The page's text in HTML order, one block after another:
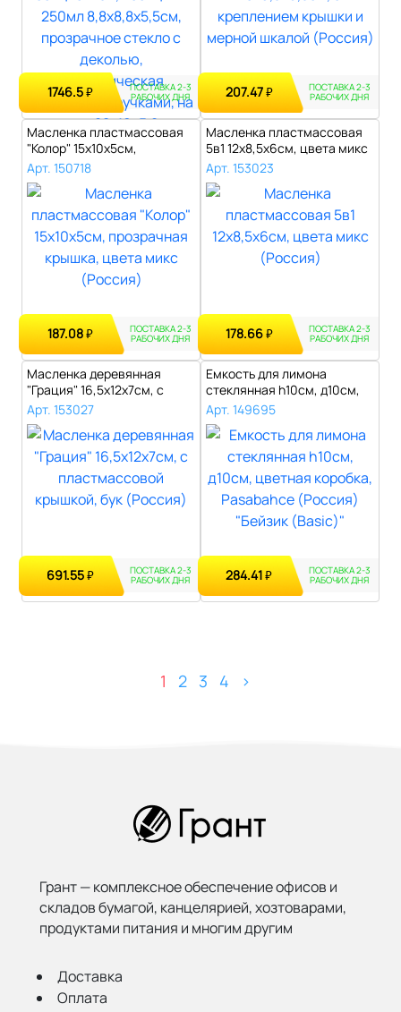
1746.5₽ ПОСТАВКА 2-3
РАБОЧИХ ДНЯ 207.47₽ ПОСТАВКА 2-3
РАБОЧИХ ДНЯ
Масленка пластмассовая
"Колор" 15х10х5см,
прозрачная кр..
Арт. 150718
187.08₽ ПОСТАВКА 2-3
РАБОЧИХ ДНЯ
Масленка пластмассовая
5в1 12х8,5х6см, цвета микс
(Росс..
Арт. 153023
178.66₽ ПОСТАВКА 2-3
РАБОЧИХ ДНЯ
Масленка деревянная
"Грация" 16,5х12х7см, с
пластмассов..
Арт. 153027
691.55₽ ПОСТАВКА 2-3
РАБОЧИХ ДНЯ
Емкость для лимона
стеклянная h10см, д10см,
цветная кор..
Арт. 149695
284.41₽ ПОСТАВКА 2-3
РАБОЧИХ ДНЯ
1 2 3 4 >
Грант — комплексное обеспечение офисов и
складов бумагой, канцелярией, хозтоварами,
продуктами питания и многим другим
Доставка
Оплата